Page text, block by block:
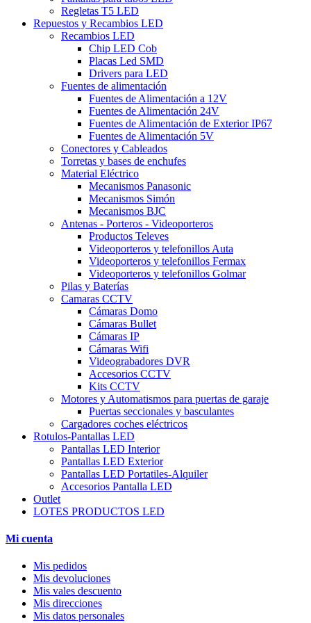
Regletas T5 LED
Repuestos y Recambios LED
Recambios LED
Chip LED Cob
Placas Led SMD
Drivers para LED
Fuentes de alimentación
Fuentes de Alimentación a 12V
Fuentes de Alimentación 24V
Fuentes de Alimentación de Exterior IP67
Fuentes de Alimentación 5V
Conectores y Cableados
Torretas y bases de enchufes
Material Eléctrico
Mecanismos Panasonic
Mecanismos Simón
Mecanismos BJC
Antenas - Porteros - Videoporteros
Productos Televes
Videoporteros y telefonillos Auta
Videoporteros y telefonillos Fermax
Videoporteros y telefonillos Golmar
Pilas y Baterías
Camaras CCTV
Cámaras Domo
Cámaras Bullet
Cámaras IP
Cámaras Wifi
Videograbadores DVR
Accesorios CCTV
Kits CCTV
Motores y Automatismos para puertas de garaje
Puertas seccionales y basculantes
Cargadores coches eléctricos
Rotulos-Pantallas LED
Pantallas LED Interior
Pantallas LED Exterior
Pantallas LED Portatiles-Alquiler
Accesorios Pantalla LED
Outlet
LOTES PRODUCTOS LED
Mi cuenta
Mis pedidos
Mis devoluciones
Mis vales descuento
Mis direcciones
Mis datos personales